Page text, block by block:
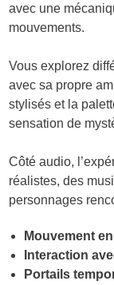
avec une
mouvements.
Vous explorez
avec sa propre
stylisés et la
sensation de
Côté audio,
réalistes, des
personnages
Mouvement
Interaction
Portails